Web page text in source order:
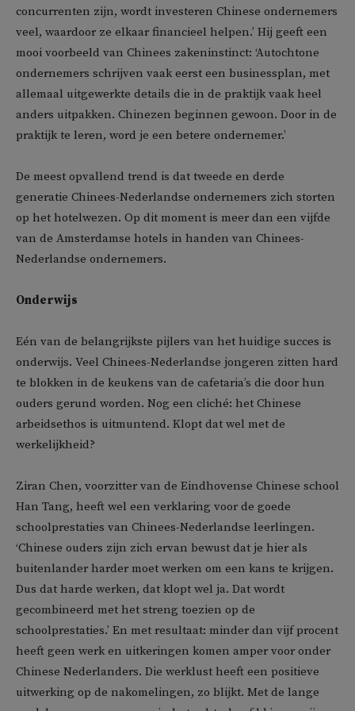
concurrenten zijn, wordt investeren Chinese ondernemers
veel, waardoor ze elkaar financieel helpen.’ Hij geeft een
mooi voorbeeld van Chinees zakeninstinct: ‘Autochtone
ondernemers schrijven vaak eerst een businessplan, met
allemaal uitgewerkte details die in de praktijk vaak heel
anders uitpakken. Chinezen beginnen gewoon. Door in de
praktijk te leren, word je een betere ondernemer.’
De meest opvallend trend is dat tweede en derde
generatie Chinees-Nederlandse ondernemers zich storten
op het hotelwezen. Op dit moment is meer dan een vijfde
van de Amsterdamse hotels in handen van Chinees-
Nederlandse ondernemers.
Onderwijs
Eén van de belangrijkste pijlers van het huidige succes is
onderwijs. Veel Chinees-Nederlandse jongeren zitten hard
te blokken in de keukens van de cafetaria’s die door hun
ouders gerund worden. Nog een cliché: het Chinese
arbeidsethos is uitmuntend. Klopt dat wel met de
werkelijkheid?
Ziran Chen, voorzitter van de Eindhovense Chinese school
Han Tang, heeft wel een verklaring voor de goede
schoolprestaties van Chinees-Nederlandse leerlingen.
‘Chinese ouders zijn zich ervan bewust dat je hier als
buitenlander harder moet werken om een kans te krijgen.
Dus dat harde werken, dat klopt wel ja. Dat wordt
gecombineerd met het streng toezien op de
schoolprestaties.’ En met resultaat: minder dan vijf procent
heeft geen werk en uitkeringen komen amper voor onder
Chinese Nederlanders. Die werklust heeft een positieve
uitwerking op de nakomelingen, zo blijkt. Met de lange